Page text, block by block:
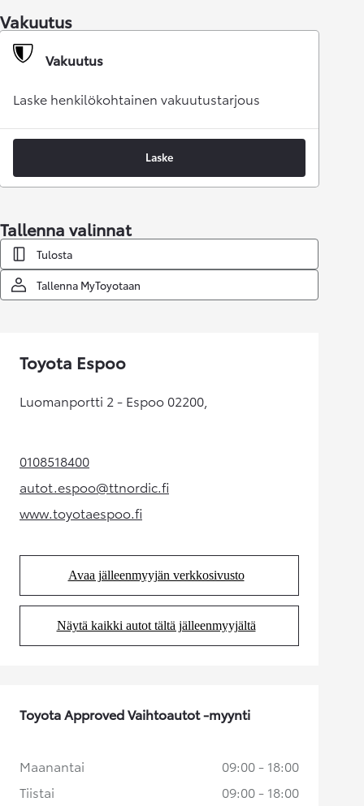
Vakuutus
Vakuutus
Laske henkilökohtainen vakuutustarjous
Laske
Tallenna valinnat
Tulosta
Tallenna MyToyotaan
Toyota Espoo
Luomanportti 2 - Espoo 02200,
0108518400(Aukeaa uudessa välilehdessä)
autot.espoo@ttnordic.fi(Aukeaa uudessa välilehdessä)
www.toyotaespoo.fi(Aukeaa uudessa välilehdessä)
Avaa jälleenmyyjän verkkosivusto
(Aukeaa uudessa välilehdessä)
Näytä kaikki autot tältä jälleenmyyjältä
(Aukeaa uudessa välilehdessä)
Toyota Approved Vaihtoautot -myynti
Maanantai
09:00 - 18:00
Tiistai
09:00 - 18:00